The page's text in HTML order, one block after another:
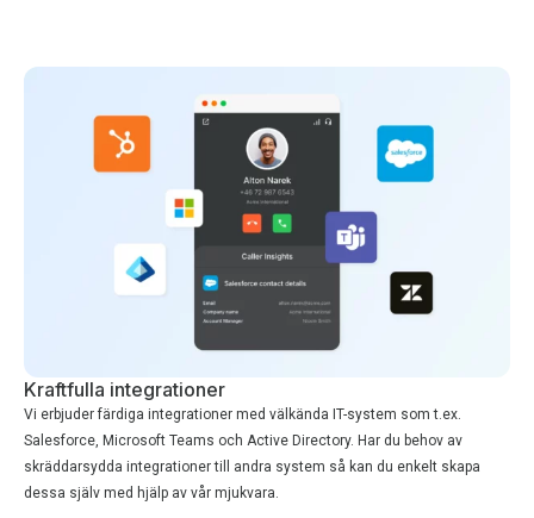
Kraftfulla integrationer
Vi erbjuder färdiga integrationer med välkända IT-system som t.ex.
Salesforce, Microsoft Teams och Active Directory. Har du behov av
skräddarsydda integrationer till andra system så kan du enkelt skapa
dessa själv med hjälp av vår mjukvara.